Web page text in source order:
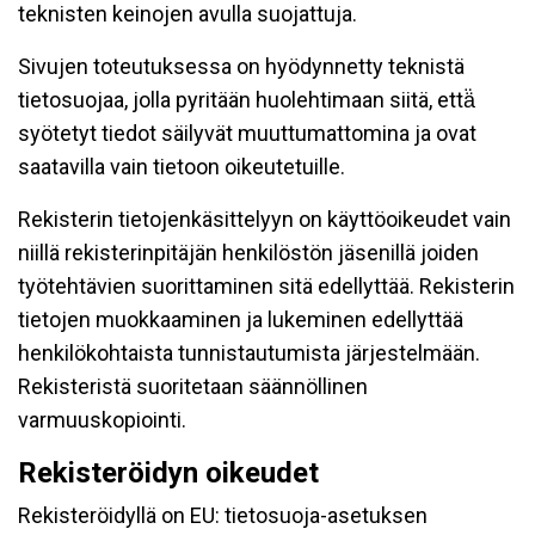
teknisten keinojen avulla suojattuja.
Sivujen toteutuksessa on hyödynnetty teknistä
tietosuojaa, jolla pyritään huolehtimaan siitä, että̈
syötetyt tiedot säilyvät muuttumattomina ja ovat
saatavilla vain tietoon oikeutetuille.
Rekisterin tietojenkäsittelyyn on käyttöoikeudet vain
niillä rekisterinpitäjän henkilöstön jäsenillä joiden
työtehtävien suorittaminen sitä edellyttää. Rekisterin
tietojen muokkaaminen ja lukeminen edellyttää
henkilökohtaista tunnistautumista järjestelmään.
Rekisteristä suoritetaan säännöllinen
varmuuskopiointi.
Rekisteröidyn oikeudet
Rekisteröidyllä on EU: tietosuoja-asetuksen